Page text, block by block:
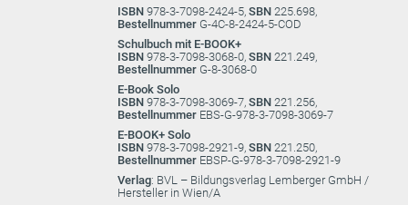
ISBN 978-3-7098-2424-5, SBN 225.698,
Bestellnummer G-4C-8-2424-5-COD
Schulbuch mit E-BOOK+
ISBN 978-3-7098-3068-0, SBN 221.249,
Bestellnummer G-8-3068-0
E-Book Solo
ISBN 978-3-7098-3069-7, SBN 221.256,
Bestellnummer EBS-G-978-3-7098-3069-7
E-BOOK+ Solo
ISBN 978-3-7098-2921-9, SBN 221.250,
Bestellnummer EBSP-G-978-3-7098-2921-9
Verlag: BVL – Bildungsverlag Lemberger GmbH /
Hersteller in Wien/A